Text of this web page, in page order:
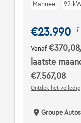
Manueel
92
€23.990 1
Vanaf€370,08
laatste
€7.567,08
Ontdek het
Groupe